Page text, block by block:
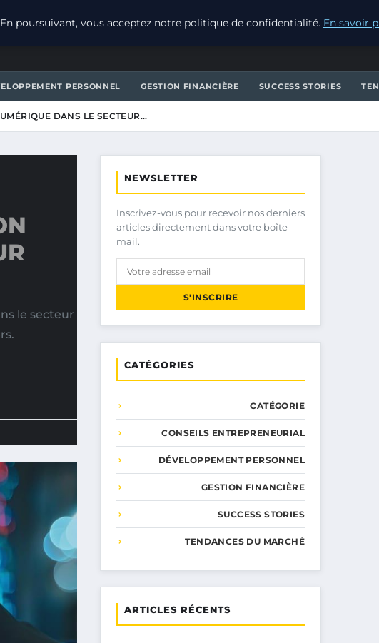
PERSONNEL GESTION FINANCIÈRE SUCCESS STORIES
DANS LE SECTEUR…
le secteur
NEWSLETTER
Inscrivez-vous pour recevoir nos derniers
articles directement dans votre boîte
mail.
S'INSCRIRE
CATÉGORIES
CATÉGORIE
CONSEILS ENTREPRENEURIAL
DÉVELOPPEMENT PERSONNEL
GESTION FINANCIÈRE
SUCCESS STORIES
TENDANCES DU MARCHÉ
ARTICLES RÉCENTS
poursuivant, vous acceptez notre politique de confidentialité. En savoir